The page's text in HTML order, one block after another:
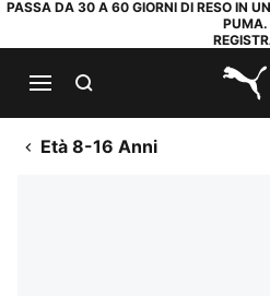
PASSA DA 30 A 60 GIORNI DI RESO IN
PUMA.
Età 8-16 Anni